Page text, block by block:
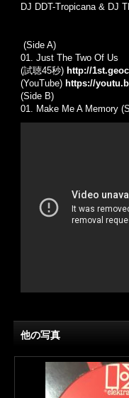
DJ DDT-Tropicana & DJ
(Side A)
01. Just The Two Of Us
(試聴45秒) http://
(YouTube) https://
(Side B)
01. Make Me A Memory
他の写真